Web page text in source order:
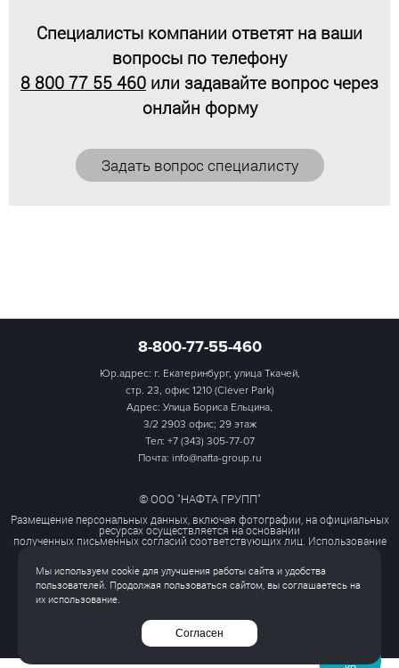
Специалисты компании ответят на ваши
вопросы по телефону
8 800 77 55 460 или задавайте вопрос через
онлайн форму
Задать вопрос специалисту
8-800-77-55-460
Юр.адрес: г. Екатеринбург, улица Ткачей,
стр. 23, офис 1210 (Clever Park)
Адрес: Улица Бориса Ельцина,
3/2 2903 офис; 29 этаж
Тел: +7 (343) 305-77-07
Почта: info@nafta-group.ru
© ООО "НАФТА ГРУПП"
Размещение персональных данных, включая фотографии, на официальных
ресурсах осуществляется на основании
полученных письменных согласий соответствующих лиц. Использование
Политика обработки персональных данных
Согласие на обработку персональных данных
Мы используем cookie для улучшения работы сайта и удобства
пользователей. Продолжая пользоваться сайтом, вы соглашаетесь на
их использование.
Согласен